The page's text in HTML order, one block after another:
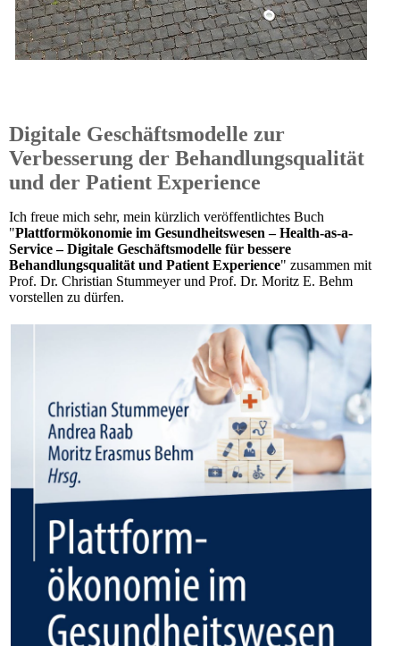
Digitale Geschäftsmodelle zur
Verbesserung der Behandlungsqualität
und der Patient Experience
Ich freue mich sehr, mein kürzlich veröffentlichtes Buch
"Plattformökonomie im Gesundheitswesen – Health-as-a-
Service – Digitale Geschäftsmodelle für bessere
Behandlungsqualität und Patient Experience" zusammen mit
Prof. Dr. Christian Stummeyer und Prof. Dr. Moritz E. Behm
vorstellen zu dürfen.